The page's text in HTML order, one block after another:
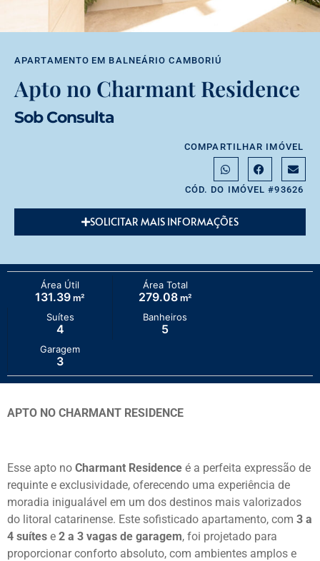
APARTAMENTO EM BALNEÁRIO CAMBORIÚ
Apto no Charmant Residence
Sob Consulta
COMPARTILHAR IMÓVEL
CÓD. DO IMÓVEL #93626
SOLICITAR MAIS INFORMAÇÕES
Área Útil
131.39 m²
Área Total
279.08 m²
Suítes
4
Banheiros
5
Garagem
3
APTO NO CHARMANT RESIDENCE
Esse apto no Charmant Residence é a perfeita expressão de
requinte e exclusividade, oferecendo uma experiência de
moradia inigualável em um dos destinos mais valorizados
do litoral catarinense. Este sofisticado apartamento, com 3 a
4 suítes e 2 a 3 vagas de garagem, foi projetado para
proporcionar conforto absoluto, com ambientes amplos e